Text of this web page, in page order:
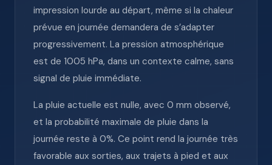
impression lourde au départ, même si la chaleur
prévue en journée demandera de s’adapter
progressivement. La pression atmosphérique
est de 1005 hPa, dans un contexte calme, sans
signal de pluie immédiate.
La pluie actuelle est nulle, avec 0 mm observé,
et la probabilité maximale de pluie dans la
journée reste à 0%. Ce point rend la journée très
favorable aux sorties, aux trajets à pied et aux